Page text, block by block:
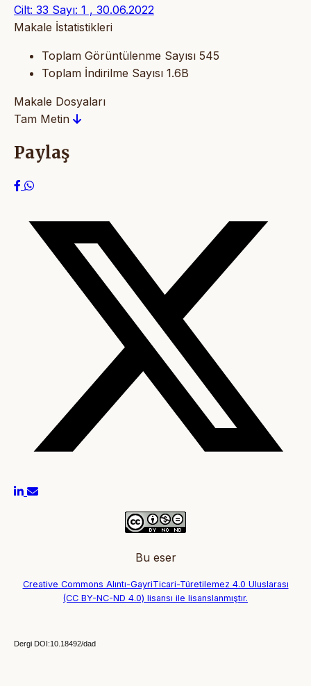
Cilt: 33 Sayı: 1 , 30.06.2022
Makale İstatistikleri
Toplam Görüntülenme Sayısı 545
Toplam İndirilme Sayısı 1.6B
Makale Dosyaları
Tam Metin
Paylaş
Bu eser
Creative Commons Alıntı-GayriTicari-Türetilemez 4.0 Uluslarası
(CC BY-NC-ND 4.0) lisansı ile lisanslanmıştır.
Dergi DOI:10.18492/dad